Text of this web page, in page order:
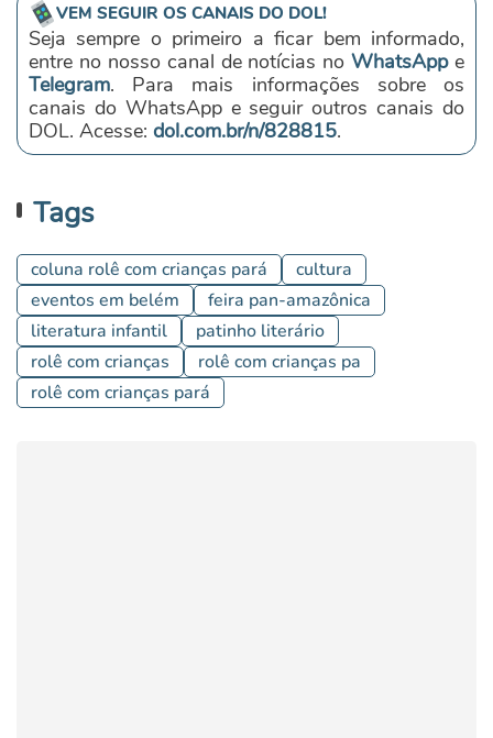
VEM SEGUIR OS CANAIS DO DOL!
Seja sempre o primeiro a ficar bem informado,
entre no nosso canal de notícias noWhatsAppe
Telegram. Para mais informações sobre os
canais do WhatsApp e seguir outros canais do
DOL. Acesse: dol.com.br/n/828815.
Tags
coluna rolê com crianças pará
cultura
eventos em belém
feira pan-amazônica
literatura infantil
patinho literário
rolê com crianças
rolê com crianças pa
rolê com crianças pará